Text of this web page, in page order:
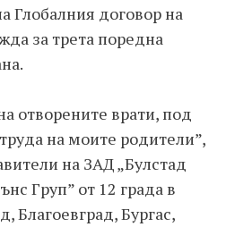
Глобалния договор на
за трета поредна
отворените врати, под
на моите родители”,
на ЗАД „Булстад
Груп” от 12 града в
Благоевград, Бургас,